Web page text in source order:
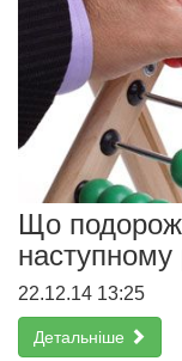
Що
наступному
22.12.14 13:25
Детальніше